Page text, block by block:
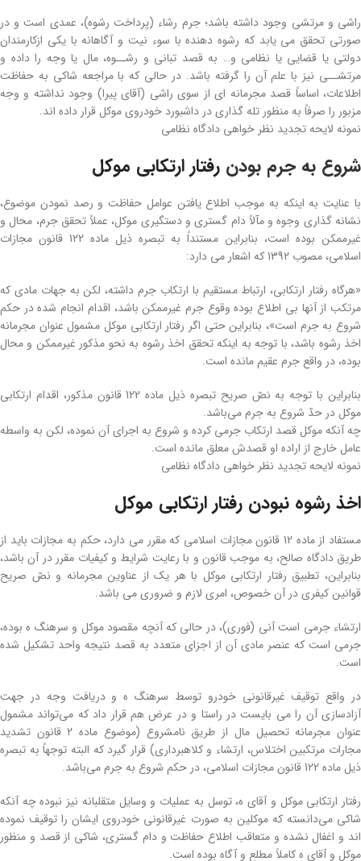
راشی و مرتشی وجود داشته باشد؛ جرم رشاء (پرداخت رشوه)، عمدی است و در
صورتی تحقق می یابد که رشوه دهنده با سوء نیت و آگاهانه با یکی ازکارمندان
دولتی یا قضایی یا نظامی و… به قصد تبانی و رشــوه، مال یا وجه را داده و
مرتشــی نیز با علم آن را گرفته باشد. در حالی که با مراجعه شاکی به حفاظت
اطلاعات، اساساً قصد مجرمانه ای از سوی راشی (آقای پیرا) وجود نداشته و وجه
مزبور را صرفاً به منظور تله گذاری در داشبورد خودروی موکل قرار داده اند.
نمونه لایحه تجدید نظر خواهی دادگاه نظامی
شروع به جرم بودن رفتار ارتکابی موکل
با عنایت به اینکه به موجب اطلاع یافتن عوامل حفاظت و رصد نمودن موضوع،
نشانه گذاری وجوه و مآلاً دام گستری و دستگیری موکل، عملاً تحقق جرم، محال و
غیرممکن بوده است، بنابراین مستنداً به تبصره ذیل ماده 122 قانون مجازات
اسلامی، مصوب 1392 که اشعار می دارد:
«هرگاه رفتار ارتکابی، ارتباط مستقیم با ارتکاب جرم داشته، لکن به جهات مادی که
مرتکب از آنها بی اطلاع بوده وقوع جرم غیرممکن باشد، اقدام انجام شده در حکم
شروع به جرم است»، بنابراین حتی اگر رفتار ارتکابی موکل مشمول عنوان مجرمانه
اخذ رشوه باشد، با توجه به اینکه تحقق اخذ رشوه به نحو مذکور غیرممکن و محال
بوده، در واقع جرم عقیم مانده است.
بنابراین با توجه به نصّ صریح تبصره ذیل ماده 122 قانون مذکور، اقدام ارتکابی
موکل در حدّ شروع به جرم می‌باشد.
چه آنکه موکل قصد ارتکاب جرمی کرده و شروع به اجرای آن نموده، لکن به واسطه
عامل خارج از اراده او قصدش معلق مانده است.
نمونه لایحه تجدید نظر خواهی دادگاه نظامی
اخذ رشوه نبودن رفتار ارتکابی موکل
مستفاد از ماده 12 قانون مجازات اسلامی که مقرر می دارد، حکم به مجازات باید از
طریق دادگاه صالح، به موجب قانون و با رعایت شرایط و کیفیات مقرر در آن باشد،
بنابراین، تطبیق رفتار ارتکابی موکل با هر یک از عناوین مجرمانه و نصّ صریح
قوانین کیفری در آن خصوص، امری لازم و ضروری می باشد.
ارتشاء جرمی است آنی (فوری)، در حالی که آنچه مقصود موکل و سرهنگ ه بوده،
جرمی است که عنصر مادی آن از اجزای متعدد به قصد نتیجه واحد تشکیل شده
است.
در واقع توقیف غیرقانونی خودرو توسط سرهنگ ه و دریافت وجه در جهت
آزادسازی آن را می بایست در راستا و در عرض هم قرار داد که می‌تواند مشمول
عنوان مجرمانه تحصیل مال از طریق نامشروع (موضوع ماده 2 قانون تشدید
مجارات مرتکبین اختلاس، ارتشاء و کلاهبرداری) قرار گیرد که البته توجهاً به تبصره
ذیل ماده 122 قانون مجازات اسلامی، در حکم شروع به جرم می‌باشد.
رفتار ارتکابی موکل و آقای ه، توسل به عملیات و وسایل متقلبانه نیز نبوده چه آنکه
شاکی می‌دانسته که موکلین به صورت غیرقانونی خودروی ایشان را توقیف نموده
اند و اغفال نشده و متعاقب اطلاع حفاظت و دام گستری، شاکی از قصد و منظور
موکل و آقای ه کاملاً مطلع و آگاه بوده است.